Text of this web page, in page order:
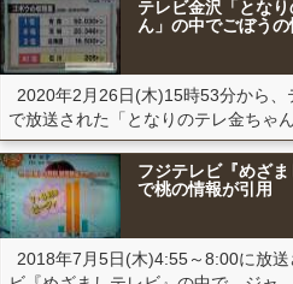
テレビ金沢「とな
ん」の中でごぼう
2020年2月26日(木)15時53分から、
で放送された「となりのテレ金ちゃん
フジテレビ『めざ
で桃の情報が引用
2018年7月5日(木)4:55～8:00に放